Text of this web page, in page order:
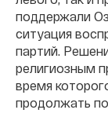
поддержали
ситуация
партий.
религиозным
время
продолжать